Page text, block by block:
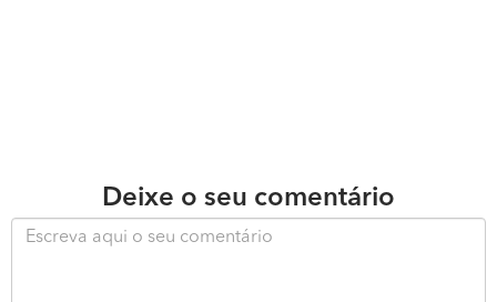
Deixe o seu comentário